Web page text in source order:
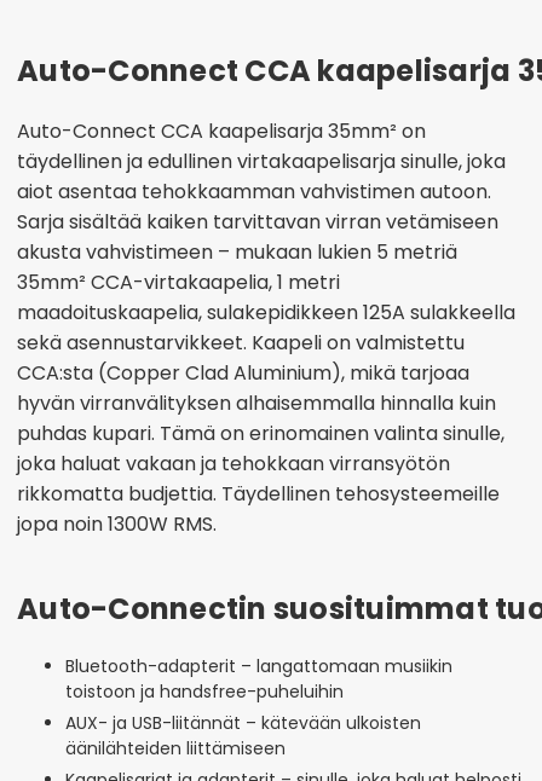
Auto-Connect CCA kaapelisarja
Auto-Connect CCA kaapelisarja 35mm² on
täydellinen ja edullinen virtakaapelisarja sinulle, joka
aiot asentaa tehokkaamman vahvistimen autoon.
Sarja sisältää kaiken tarvittavan virran vetämiseen
akusta vahvistimeen – mukaan lukien 5 metriä
35mm² CCA-virtakaapelia, 1 metri
maadoituskaapelia, sulakepidikkeen 125A sulakkeella
sekä asennustarvikkeet. Kaapeli on valmistettu
CCA:sta (Copper Clad Aluminium), mikä tarjoaa
hyvän virranvälityksen alhaisemmalla hinnalla kuin
puhdas kupari. Tämä on erinomainen valinta sinulle,
joka haluat vakaan ja tehokkaan virransyötön
rikkomatta budjettia. Täydellinen tehosysteemeille
jopa noin 1300W RMS.
Auto-Connectin suosituimmat
Bluetooth-adapterit – langattomaan musiikin
toistoon ja handsfree-puheluihin
AUX- ja USB-liitännät – kätevään ulkoisten
äänilähteiden liittämiseen